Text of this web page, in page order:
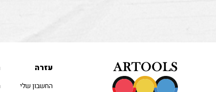
עזרה
החשבון שלי